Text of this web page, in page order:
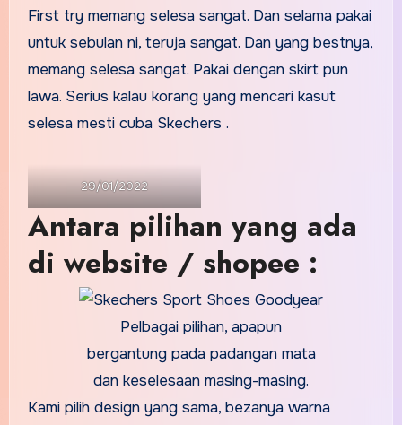
First try memang selesa sangat. Dan selama pakai
untuk sebulan ni, teruja sangat. Dan yang bestnya,
memang selesa sangat. Pakai dengan skirt pun
lawa. Serius kalau korang yang mencari kasut
selesa mesti cuba Skechers .
29/01/2022
Antara pilihan yang ada
di website / shopee :
Pelbagai pilihan, apapun
bergantung pada padangan mata
dan keselesaan masing-masing.
Kami pilih design yang sama, bezanya warna